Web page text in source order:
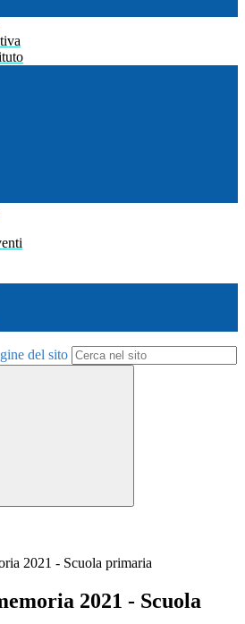
del sito
2021 - Scuola primaria
2021 - Scuola